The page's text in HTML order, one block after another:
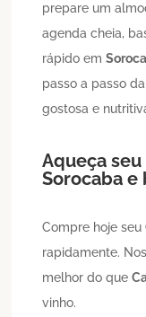
prepare um
agenda cheia,
rápido em
passo a passo
gostosa e
Aqueça
Sorocaba e
Compre hoje seu
rapidamente.
melhor do que
vinho.